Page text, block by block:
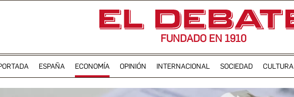
FUNDADO EN 1910
ESPAÑA ECONOMÍA OPINIÓN INTERNACIONAL SOCIEDAD CULTURA